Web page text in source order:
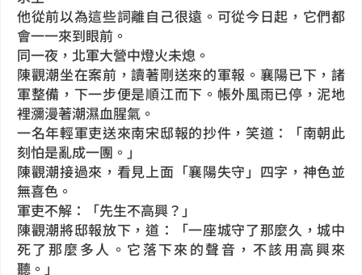
他從前以為這些詞離自己很遠。可從今日起，它們都
會一一來到眼前。
同一夜，北軍大營中燈火未熄。
陳觀潮坐在案前，讀著剛送來的軍報。襄陽已下，諸
軍整備，下一步便是順江而下。帳外風雨已停，泥地
裡瀰漫著潮濕血腥氣。
一名年輕軍吏送來南宋邸報的抄件，笑道：「南朝此
刻怕是亂成一團。」
陳觀潮接過來，看見上面「襄陽失守」四字，神色並
無喜色。
軍吏不解：「先生不高興？」
陳觀潮將邸報放下，道：「一座城守了那麼久，城中
死了那麼多人。它落下來的聲音，不該用高興來
聽。」